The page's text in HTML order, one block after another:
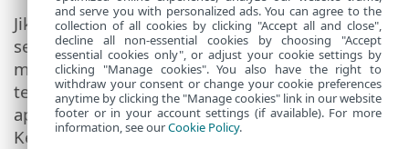
Jika Anda memilih untuk menginstal aplikasi
seluler kami atau mengakses dan
menggunakan Akun Anda dan Layanan
terkait, Perjanjian Lisensi Pengguna Akhir
aplikasi yang disertakan dalam Lampiran 1
Ketentuan ini akan berlaku pada Anda.
and serve you with personalized ads. You can agree to the
collection of all cookies by clicking "Accept all and close",
decline all non-essential cookies by choosing "Accept
essential cookies only", or adjust your cookie settings by
clicking "Manage cookies". You also have the right to
withdraw your consent or change your cookie preferences
anytime by clicking the "Manage cookies" link in our website
footer or in your account settings (if available). For more
information, see ourCookie Policy.